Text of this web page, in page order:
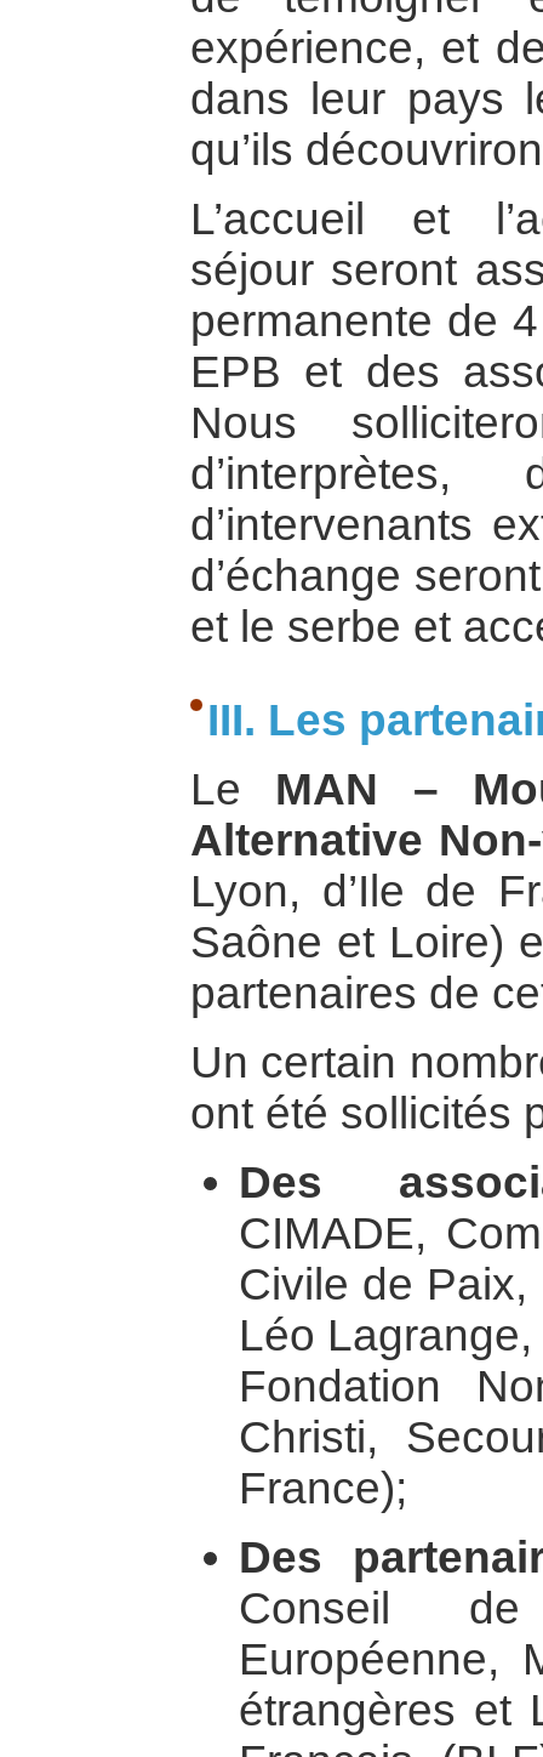
expérience, et
dans leur pays
qu’ils
L’accueil et
séjour seront
permanente de
EPB et des
Nous
d’intervenants
d’échange
et le serbe et
III. Les
Le MAN –
Alternative
Lyon, d’Ile de
Saône et Loire)
partenaires de
Un certain
ont été sollicités
Des
CIMADE,
Civile de
Léo
Fondation
Christi,
France);
Des
Conseil de
Européenne,
étrangères et